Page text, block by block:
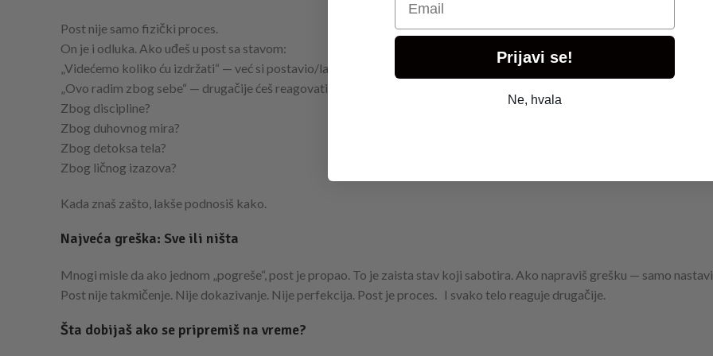
Post nije samo fizički proces.
On je i odluka. Ako uđeš u post sa stavom:
„Videćemo koliko ću izdržati“ — već si postavio/la ograničenje. Ako uđeš sa jasnom namerom:
„Ovo radim zbog sebe“ — drugačije ćeš reagovati na izazove. Podseti sebe zašto postiš.
Zbog discipline?
Zbog duhovnog mira?
Zbog detoksa tela?
Zbog ličnog izazova?
Kada znaš zašto, lakše podnosiš kako.
Najveća greška: Sve ili ništa
Mnogi misle da ako jednom „pogreše“, post je propao. To je zaista stav koji sabotira. Ako napraviš grešku — samo
Post nije takmičenje. Nije dokazivanje. Nije perfekcija. Post je proces. I svako telo reaguje drugačije.
Šta dobijaš ako se pripremiš na vreme?
Prijavi se!
Ne, hvala